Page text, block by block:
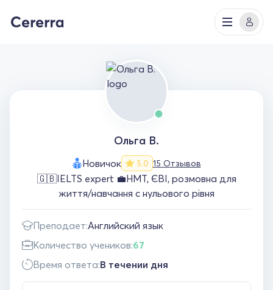
Ольга В.
Новичок 5.0 15 Отзывов
🇬🇧IELTS expert 💼НМТ, ЄВІ, розмовна для
життя/навчання с нульового рівня
Преподает:Английский язык
Количество учеников:67
Время ответа:В течении дня